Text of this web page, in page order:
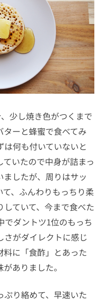
少し焼き色がつくまで
ーと蜂蜜で食べてみ
は何も付いていないと
いたので中身が詰まっ
したが、周りはサッ
、ふんわりもっちり柔
ていて、今まで食べた
でダントツ1位のもっち
さがダイレクトに感じ
料に「食酢」とあった
ありました。
ぷり絡めて、早速いた